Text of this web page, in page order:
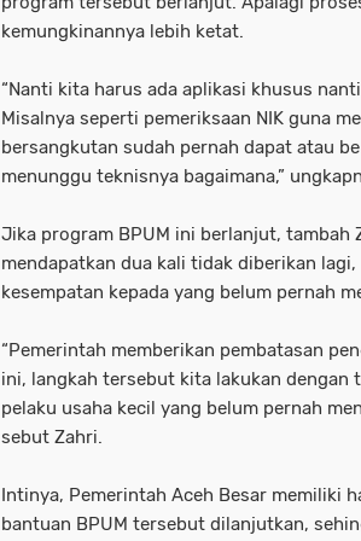
kemungkinannya lebih ketat.
“Nanti kita harus ada aplikasi khusus
Misalnya seperti pemeriksaan NIK guna
bersangkutan sudah pernah dapat atau
menunggu teknisnya bagaimana,”
Jika program BPUM ini berlanjut, tambah
mendapatkan dua kali tidak diberikan
kesempatan kepada yang belum pernah
“Pemerintah memberikan pembatasan
ini, langkah tersebut kita lakukan dengan
pelaku usaha kecil yang belum pernah
sebut Zahri.
Intinya, Pemerintah Aceh Besar memiliki
bantuan BPUM tersebut dilanjutkan,